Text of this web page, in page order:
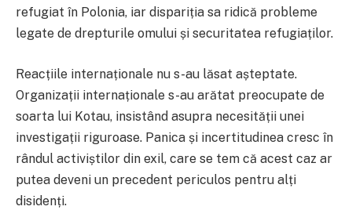
refugiat în Polonia, iar dispariția sa ridică probleme
legate de drepturile omului și securitatea refugiaților.
Reacțiile internaționale nu s-au lăsat așteptate.
Organizații internaționale s-au arătat preocupate de
soarta lui Kotau, insistând asupra necesității unei
investigații riguroase. Panica și incertitudinea cresc în
rândul activiștilor din exil, care se tem că acest caz ar
putea deveni un precedent periculos pentru alți
disidenți.